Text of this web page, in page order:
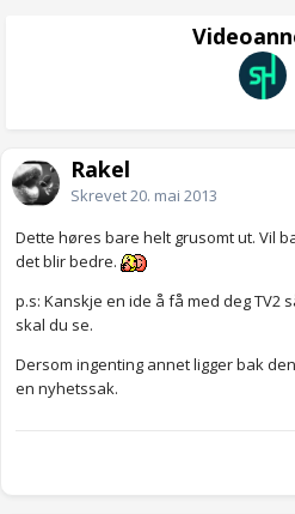
Rakel
Skrevet20. mai 2013
Dette høres bare helt grusomt ut. Vil
det blir bedre.
p.s: Kanskje en ide å få med deg TV2
skal du se.
Dersom ingenting annet ligger bak
en nyhetssak.